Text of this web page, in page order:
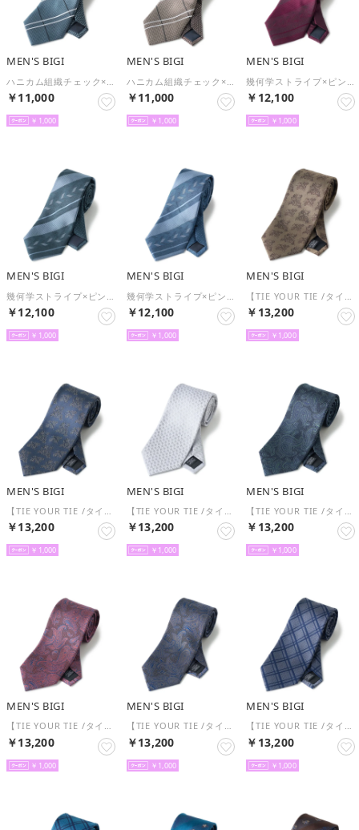
MEN'S BIGI
￥11,000
￥1,000
MEN'S BIGI
￥11,000
￥1,000
MEN'S BIGI
￥12,100
￥1,000
MEN'S BIGI
￥12,100
￥1,000
MEN'S BIGI
￥12,100
￥1,000
MEN'S BIGI
￥13,200
￥1,000
MEN'S BIGI
【TIE YOUR TIE /タイユアタイ】フローラル柄ネクタイ （ネイビー系）
￥13,200
￥1,000
MEN'S BIGI
【TIE YOUR TIE /タイユアタイ】ジオメトリック柄ネクタイ （シルバー）
￥13,200
￥1,000
MEN'S BIGI
【TIE YOUR TIE /タイユアタイ】配色ペイズリー柄ネクタイ （グリーン系）
￥13,200
￥1,000
MEN'S BIGI
【TIE YOUR TIE /タイユアタイ】配色ペイズリー柄ネクタイ （ピンク系）
￥13,200
￥1,000
MEN'S BIGI
【TIE YOUR TIE /タイユアタイ】配色ペイズリー柄ネクタイ （ネイビー系）
￥13,200
￥1,000
MEN'S BIGI
【TIE YOUR TIE /タイユアタイ】ヴィンテージチェック柄ネクタイ （ネイビー系）
￥13,200
￥1,000